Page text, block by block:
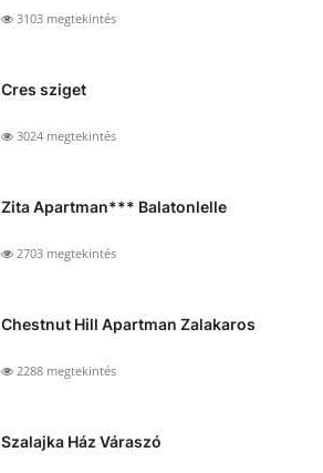
3103 megtekintés
Cres sziget
3024 megtekintés
Zita Apartman*** Balatonlelle
2703 megtekintés
Chestnut Hill Apartman Zalakaros
2288 megtekintés
Szalajka Ház Váraszó